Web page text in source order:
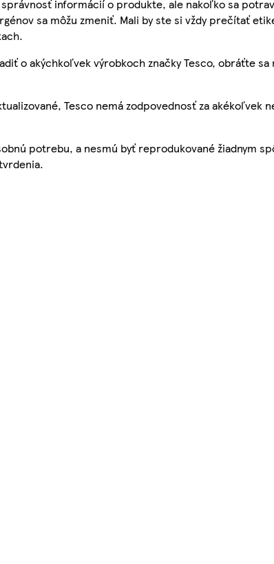
informácií o produkte, ale nakoľko sa
sa môžu zmeniť. Mali by ste si vždy prečítať
o akýchkoľvek výrobkoch značky Tesco, obráťte sa
Tesco nemá zodpovednosť za akékoľvek
potrebu, a nesmú byť reprodukované žiadnym